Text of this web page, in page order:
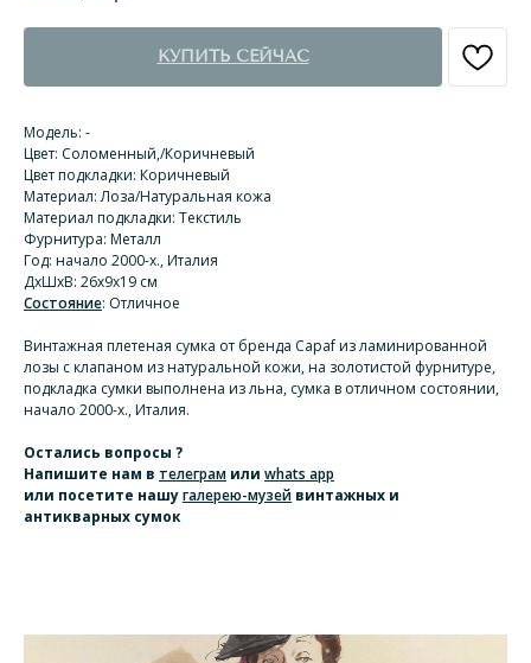
КУПИТЬ СЕЙЧАС
Модель: -
Цвет: Соломенный,/Коричневый
Цвет подкладки: Коричневый
Материал: Лоза/Натуральная кожа
Материал подкладки: Текстиль
Фурнитура: Металл
Год: начало 2000-х., Италия
ДхШхВ: 26х9х19 см
Состояние: Отличное
Винтажная плетеная сумка от бренда Capaf из ламинированной
лозы с клапаном из натуральной кожи, на золотистой фурнитуре,
подкладка сумки выполнена из льна, сумка в отличном состоянии,
начало 2000-х., Италия.
Остались вопросы ?
Напишите нам в телеграм или whats app
или посетите нашугалерею-музей винтажных и
антикварных сумок